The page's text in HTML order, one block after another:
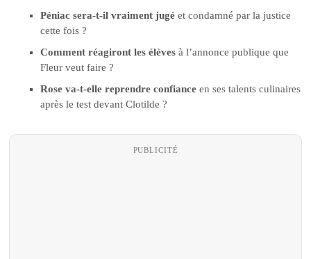
Péniac sera-t-il vraiment jugé et condamné par la justice
cette fois ?
Comment réagiront les élèves à l’annonce publique que
Fleur veut faire ?
Rose va-t-elle reprendre confiance en ses talents culinaires
après le test devant Clotilde ?
PUBLICITÉ